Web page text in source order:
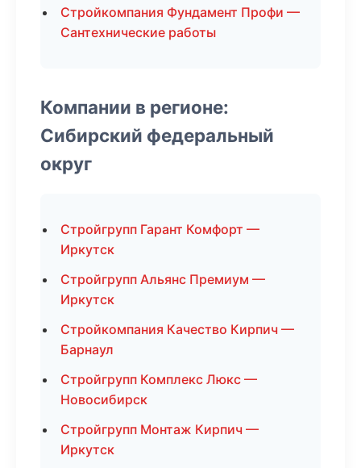
Стройкомпания Фундамент Профи —
Сантехнические работы
Компании в регионе:
Сибирский федеральный
округ
Стройгрупп Гарант Комфорт —
Иркутск
Стройгрупп Альянс Премиум —
Иркутск
Стройкомпания Качество Кирпич —
Барнаул
Стройгрупп Комплекс Люкс —
Новосибирск
Стройгрупп Монтаж Кирпич —
Иркутск